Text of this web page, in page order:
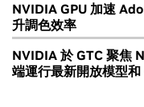
NVIDIA GPU 加速
升調色效率
NVIDIA 於 GTC 聚焦
端運行最新開放模型和